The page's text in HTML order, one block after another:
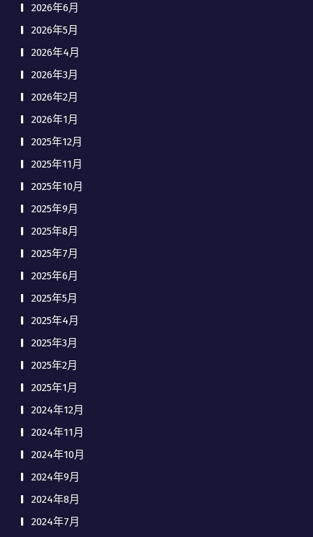
2026年6月
2026年5月
2026年4月
2026年3月
2026年2月
2026年1月
2025年12月
2025年11月
2025年10月
2025年9月
2025年8月
2025年7月
2025年6月
2025年5月
2025年4月
2025年3月
2025年2月
2025年1月
2024年12月
2024年11月
2024年10月
2024年9月
2024年8月
2024年7月